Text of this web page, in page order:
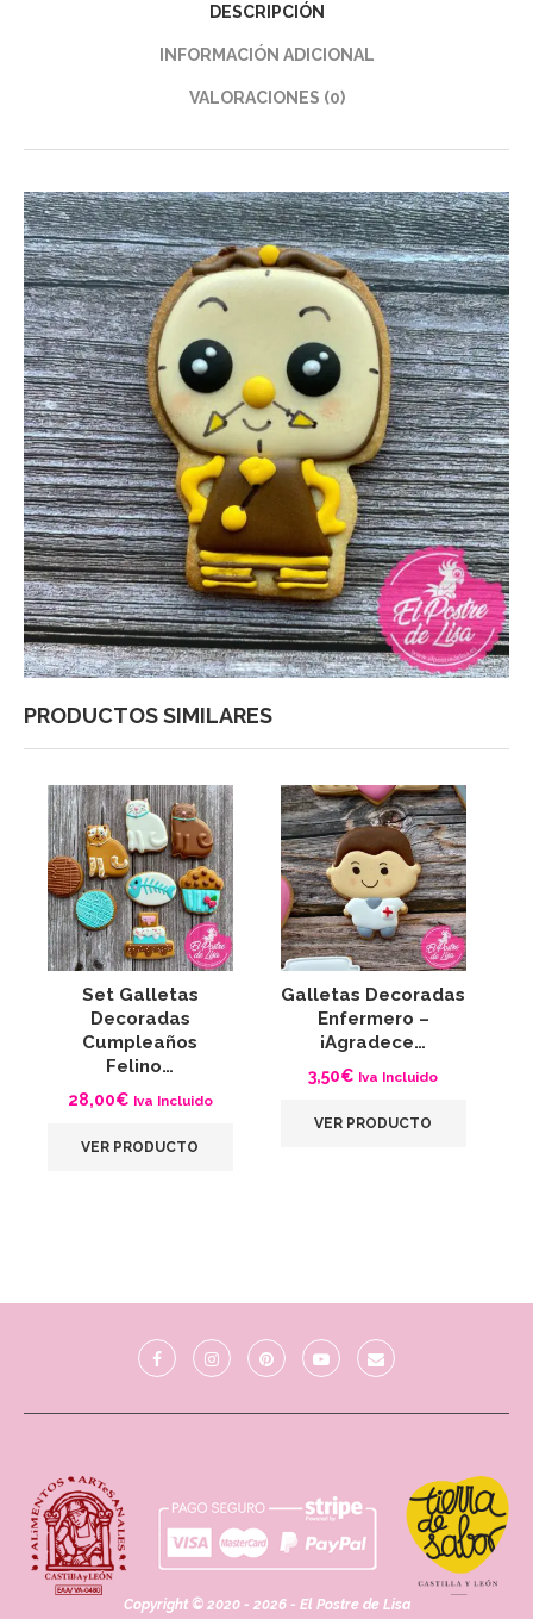
DESCRIPCIÓN
INFORMACIÓN ADICIONAL
VALORACIONES (0)
PRODUCTOS SIMILARES
Set Galletas
Decoradas
Cumpleaños
Felino…
28,00€ Iva Incluido
VER PRODUCTO
Galletas Decoradas
Enfermero –
¡Agradece…
3,50€ Iva Incluido
VER PRODUCTO
Copyright © 2020 - 2026 - El Postre de Lisa